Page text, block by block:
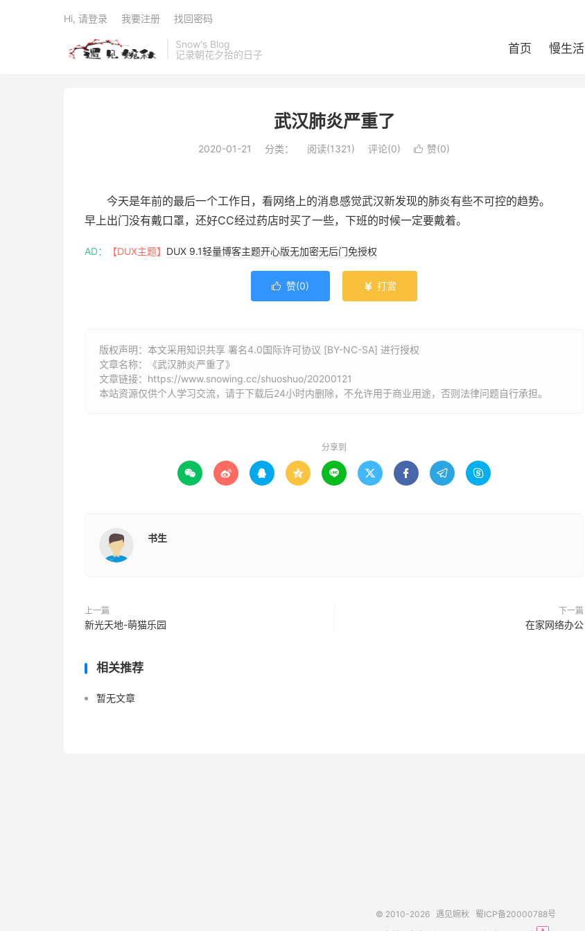
Snow's Blog
记录朝花夕拾的日子
首页 慢生活
Hi, 请登录 我要注册 找回密码
武汉肺炎严重了
2020-01-21 分类： 阅读(1321) 评论(0)  赞(0)
今天是年前的最后一个工作日，看网络上的消息感觉武汉新发现的肺炎有些不可控的趋势。
早上出门没有戴口罩，还好CC经过药店时买了一些，下班的时候一定要戴着。
AD： 【DUX主题】 DUX 9.1轻量博客主题开心版无加密无后门免授权
 赞(0)  打赏
版权声明：本文采用知识共享 署名4.0国际许可协议 [BY-NC-SA] 进行授权
文章名称：《武汉肺炎严重了》
文章链接： https://www.snowing.cc/shuoshuo/20200121
本站资源仅供个人学习交流，请于下载后24小时内删除，不允许用于商业用途，否则法律问题自行承担。
分享到
        
书生
上一篇
新光天地-萌猫乐园
下一篇
在家网络办公
相关推荐
暂无文章
© 2010-2026 遇见婉秋 蜀ICP备20000788号